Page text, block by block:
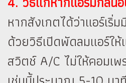
หากสังเกตได้ว่าแอร์เริ่
ด้วยวิธีเปิดพัดลมแอร์ใ
สวิตช์ A/C ไม่ให้คอมเพ